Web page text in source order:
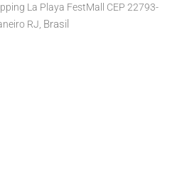
La Playa FestMall CEP 22793-
RJ, Brasil